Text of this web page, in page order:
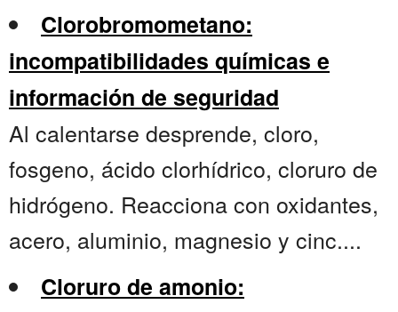
Clorobromometano:
incompatibilidades químicas e
información de seguridad
Al calentarse desprende, cloro,
fosgeno, ácido clorhídrico, cloruro de
hidrógeno. Reacciona con oxidantes,
acero, aluminio, magnesio y cinc....
Cloruro de amonio: